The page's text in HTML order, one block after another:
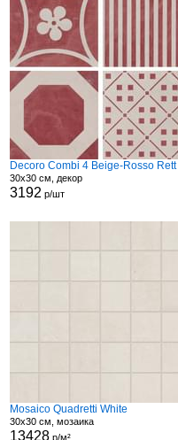
Decoro Combi 4 Beige-Rosso Rett
30x30 см, декор
3192 р/шт
Mosaico Quadretti White
30x30 см, мозаика
13428р/м²